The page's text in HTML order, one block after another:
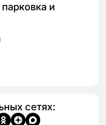
и
сетях: